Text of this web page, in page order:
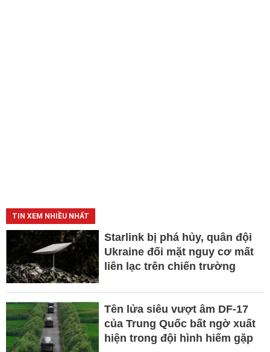
TIN XEM NHIỀU NHẤT
Starlink bị phá hủy, quân đội
Ukraine đối mặt nguy cơ mất
liên lạc trên chiến trường
Tên lửa siêu vượt âm DF-17
của Trung Quốc bất ngờ xuất
hiện trong đội hình hiếm gặp